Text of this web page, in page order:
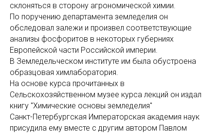
склоняться в сторону агрономической химии.
По поручению департамента земледелия он
обследовал залежи и произвел соответствующие
анализы фосфоритов в некоторых губерниях
Европейской части Российской империи.
В Земледельческом институте им была обустроена
образцовая химлаборатория.
На основе курса прочитанных в
Сельскохозяйственном музее курса лекций он издал
книгу "Химические основы земледелия"
Санкт-Петербургская Императорская академия наук
присудила ему вместе с другим автором Павлом